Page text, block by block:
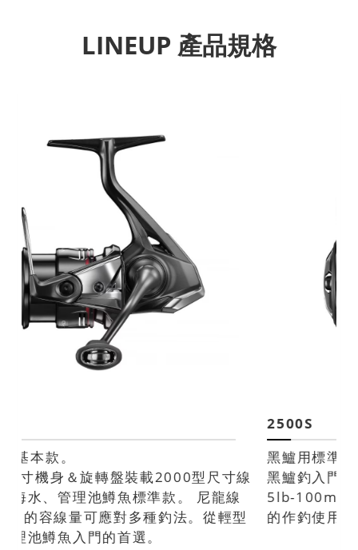
LINEUP 產品規格
黑鱸用標準款。
黑鱸釣入門首選。一般齒輪比規格，碳纖線
5lb-100m的容線量，最適合主要以慢速展開
的作釣使用。